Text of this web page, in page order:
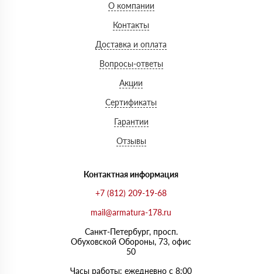
О компании
Контакты
Доставка и оплата
Вопросы-ответы
Акции
Сертификаты
Гарантии
Отзывы
Контактная информация
+7 (812) 209-19-68
mail@armatura-178.ru
Санкт-Петербург, просп.
Обуховской Обороны, 73, офис
50
Часы работы: ежедневно с 8:00